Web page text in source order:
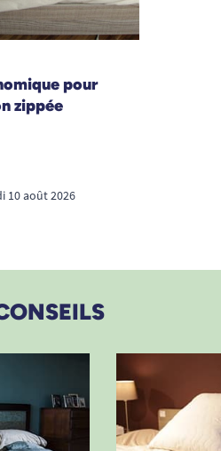
et de très bonne qualité
12
pour
zippée
10 août 2026